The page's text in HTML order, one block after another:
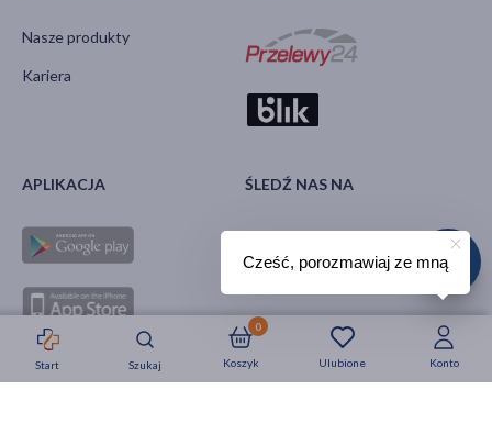
Strefa okazji Nowości Krótkie daty
Start Szukaj Ulubione
Koszyk
0
Konto
Nasze produkty
Kariera
APLIKACJA ŚLEDŹ NAS NA
Cześć, porozmawiaj ze mną